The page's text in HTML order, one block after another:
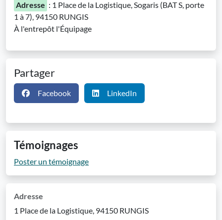
Adresse : 1 Place de la Logistique, Sogaris (BAT S, porte
1 à 7), 94150 RUNGIS
À l'entrepôt l'Équipage
Partager
Facebook LinkedIn
Témoignages
Poster un témoignage
Adresse
1 Place de la Logistique, 94150 RUNGIS